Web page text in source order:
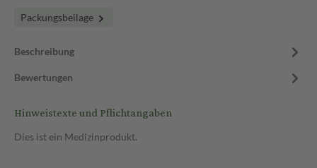
Packungsbeilage
Beschreibung
Bewertungen
Hinweistexte und Pflichtangaben
Dies ist ein Medizinprodukt.